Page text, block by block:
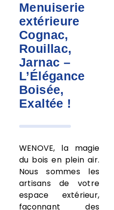
Menuiserie
extérieure
Cognac,
Rouillac,
Jarnac –
L’Élégance
Boisée,
Exaltée !
WENOVE, la magie
du bois en plein air.
Nous sommes les
artisans de votre
espace extérieur,
façonnant des